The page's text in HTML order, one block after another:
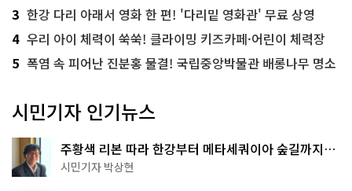
3 한강 다리 아래서 영화 한 편! '다리밑 영화관' 무료 상영
4 우리 아이 체력이 쑥쑥! 클라이밍 키즈카페·어린이 체력장
5 폭염 속 피어난 진분홍 물결! 국립중앙박물관 배롱나무 명소
시민기자 인기뉴스
주황색 리본 따라 한강부터 메타세쿼이아 숲길까지…
서울둘레길 15코스
시민기자 박상현